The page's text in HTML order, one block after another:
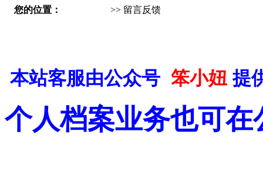
您的位置： >> 留言反馈
本站客服由公众号 笨小妞 提
个人档案业务也可在